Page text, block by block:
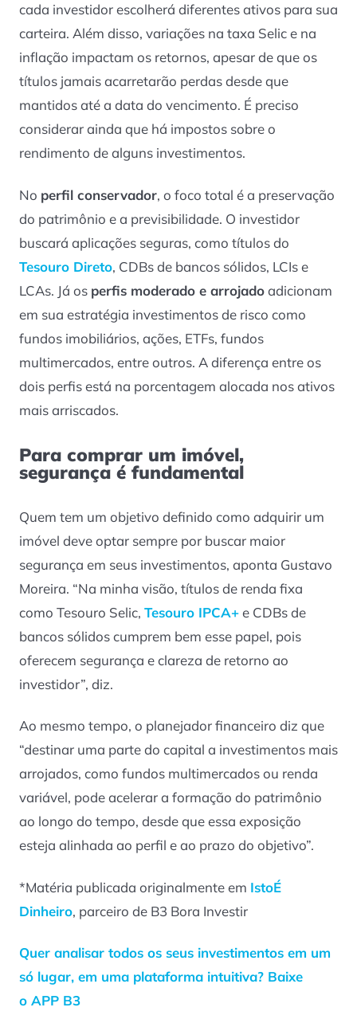
cada investidor escolherá diferentes ativos para sua
carteira. Além disso, variações na taxa Selic e na
inflação impactam os retornos, apesar de que os
títulos jamais acarretarão perdas desde que
mantidos até a data do vencimento. É preciso
considerar ainda que há impostos sobre o
rendimento de alguns investimentos.
No perfil conservador, o foco total é a preservação
do patrimônio e a previsibilidade. O investidor
buscará aplicações seguras, como títulos do
Tesouro Direto, CDBs de bancos sólidos, LCIs e
LCAs. Já os perfis moderado e arrojadoadicionam
em sua estratégia investimentos de risco como
fundos imobiliários, ações, ETFs, fundos
multimercados, entre outros. A diferença entre os
dois perfis está na porcentagem alocada nos ativos
mais arriscados.
Para comprar um imóvel,
segurança é fundamental
Quem tem um objetivo definido como adquirir um
imóvel deve optar sempre por buscar maior
segurança em seus investimentos, aponta Gustavo
Moreira. “Na minha visão, títulos de renda fixa
como Tesouro Selic, Tesouro IPCA+e CDBs de
bancos sólidos cumprem bem esse papel, pois
oferecem segurança e clareza de retorno ao
investidor”, diz.
Ao mesmo tempo, o planejador financeiro diz que
“destinar uma parte do capital a investimentos mais
arrojados, como fundos multimercados ou renda
variável, pode acelerar a formação do patrimônio
ao longo do tempo, desde que essa exposição
esteja alinhada ao perfil e ao prazo do objetivo”.
*Matéria publicada originalmente em IstoÉ
Dinheiro, parceiro de B3 Bora Investir
Quer analisar todos os seus investimentos em um
só lugar, em uma plataforma intuitiva? Baixe
o APP B3